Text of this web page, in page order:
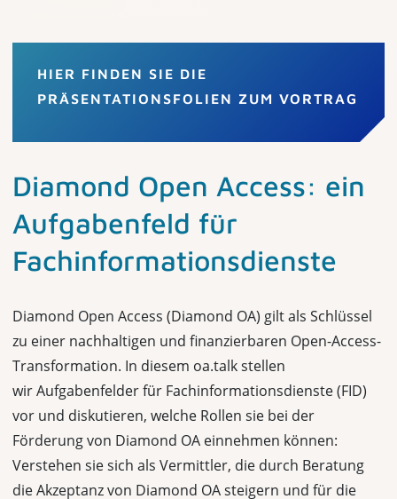
HIER FINDEN SIE DIE
PRÄSENTATIONSFOLIEN ZUM VORTRAG
Diamond Open Access: ein
Aufgabenfeld für
Fachinformationsdienste
Diamond Open Access (Diamond OA) gilt als Schlüssel
zu einer nachhaltigen und finanzierbaren Open-Access-
Transformation. In diesem oa.talk stellen
wir Aufgabenfelder für Fachinformationsdienste (FID)
vor und diskutieren, welche Rollen sie bei der
Förderung von Diamond OA einnehmen können:
Verstehen sie sich als Vermittler, die durch Beratung
die Akzeptanz von Diamond OA steigern und für die